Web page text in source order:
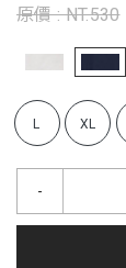
原價 : NT.530
L XL
-